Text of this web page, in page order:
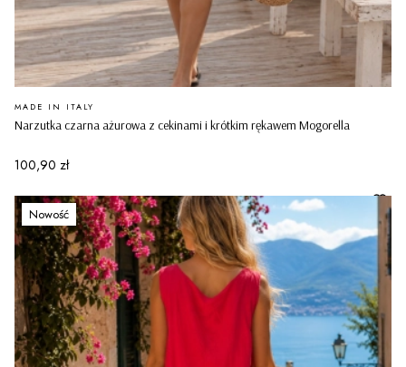
Narzutka czarna ażurowa z cekinami i krótkim rękawem Mogorella
PRODUCENT
MADE IN ITALY
Cena
100,90 zł
Nowość